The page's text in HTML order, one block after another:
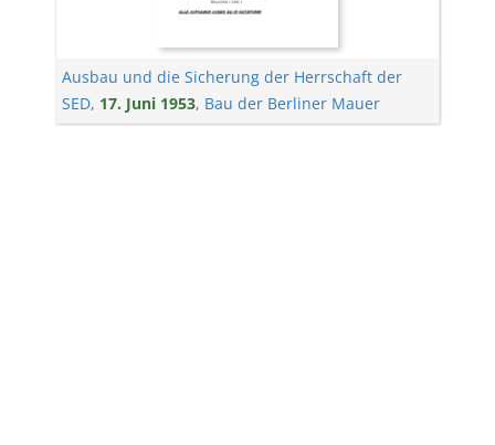
Ausbau und die Sicherung der Herrschaft der
SED, 17. Juni 1953, Bau der Berliner Mauer